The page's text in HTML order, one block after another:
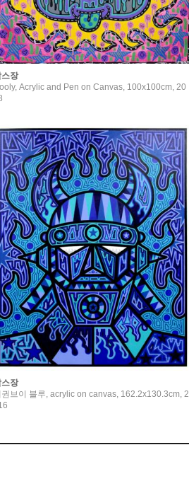
스장
Acrylic and Pen on Canvas, 100x100cm, 20
스장
브이 블루, acrylic on canvas, 162.2x130.3cm, 2